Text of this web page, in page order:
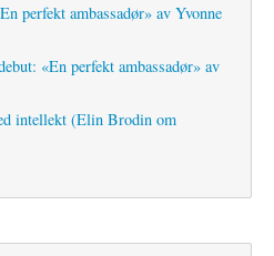
perfekt ambassadør» av Yvonne
«En perfekt ambassadør» av
intellekt (Elin Brodin om